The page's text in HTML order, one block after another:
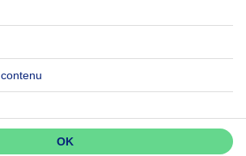
© 2026 - Tous droits réservés
Gestion des cookies
Vie privée
fonctionnement et de classement
3044 -